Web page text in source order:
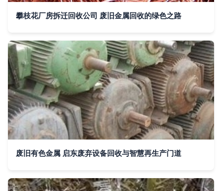
攀枝花厂房拆迁回收公司 废旧金属回收的绿色之路
废旧有色金属 启东废弃设备回收与智慧再生产门道